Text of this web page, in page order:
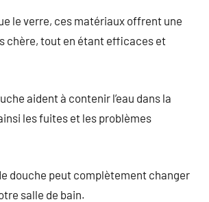
le verre, ces matériaux offrent une
chère, tout en étant efficaces et
aident à contenir l’eau dans la
les fuites et les problèmes
douche peut complètement changer
salle de bain.